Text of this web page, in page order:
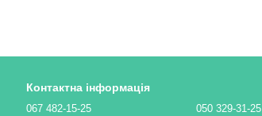
Контактна інформація
067 482-15-25 050 329-31-25